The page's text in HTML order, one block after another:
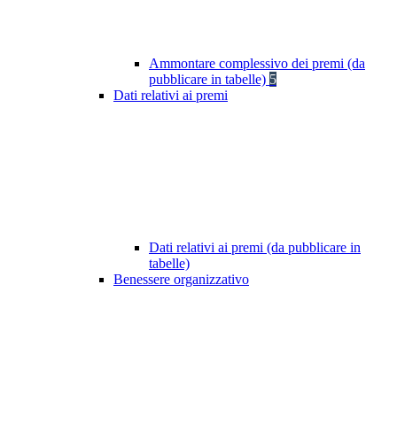
Ammontare complessivo dei premi (da
pubblicare in tabelle) 5
Dati relativi ai premi
Dati relativi ai premi (da pubblicare in
tabelle)
Benessere organizzativo